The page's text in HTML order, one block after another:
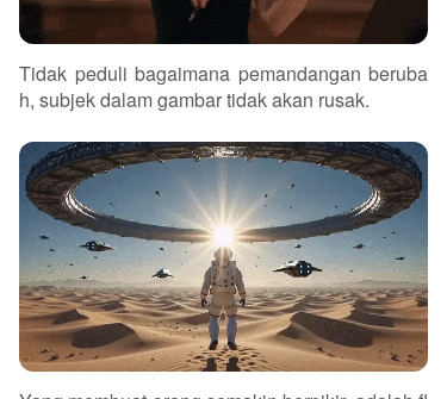
Tidak peduli bagaimana pemandangan beruba
h, subjek dalam gambar tidak akan rusak.